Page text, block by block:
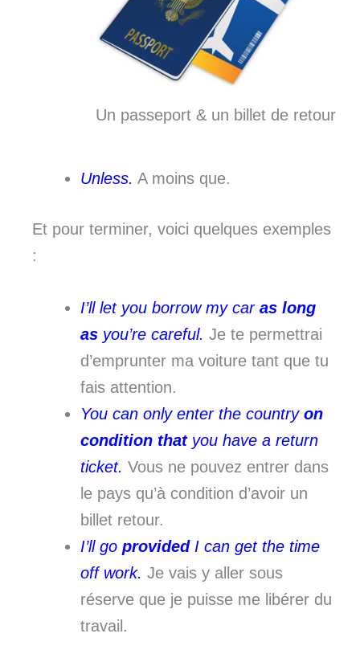
Un passeport & un billet de retour
Unless. A moins que.
Et pour terminer, voici quelques exemples
:
I’ll let you borrow my car as long
as you’re careful. Je te permettrai
d’emprunter ma voiture tant que tu
fais attention.
You can only enter the country on
condition thatyou have a return
ticket. Vous ne pouvez entrer dans
le pays qu’à condition d’avoir un
billet retour.
I’ll go providedI can get the time
off work. Je vais y aller sous
réserve que je puisse me libérer du
travail.